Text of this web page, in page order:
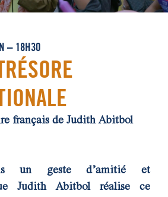
– 18H30
français de Judith Abitbol
un geste d’amitié et
Judith Abitbol réalise ce